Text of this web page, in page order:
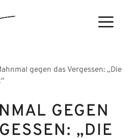
Menü
gegen das Vergessen: „Die
GEGEN
„DIE